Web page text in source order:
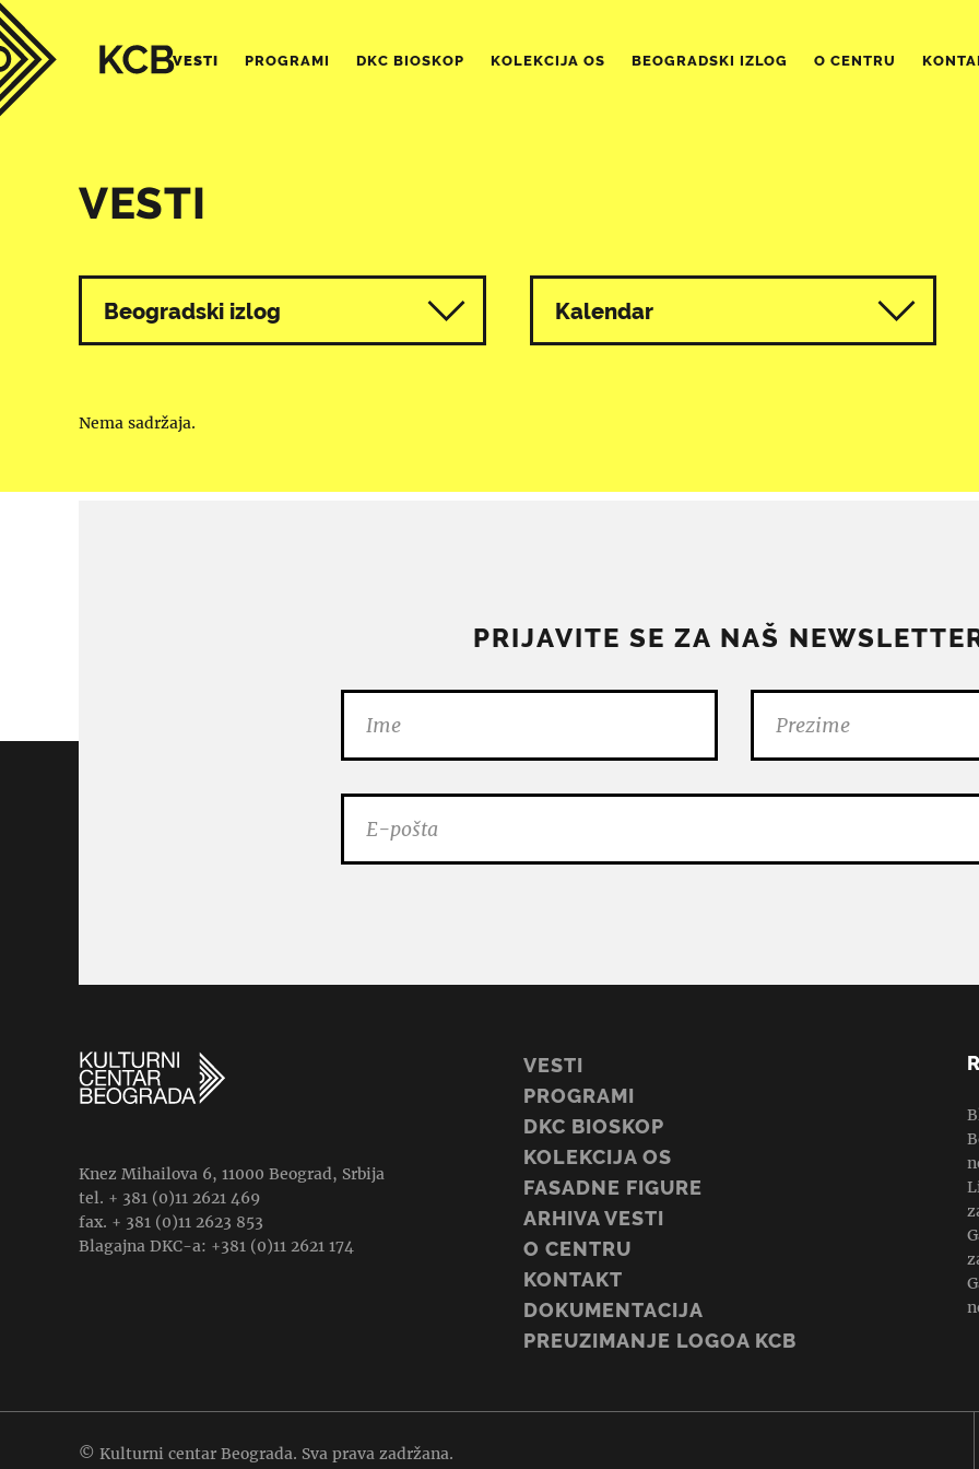
VESTI PROGRAMI DKC BIOSKOP KOLEKCIJA OS BEOGRADSKI IZLOG O CENTRU
VESTI
Svi programi
Beogradski izlog Kalendar
Nema sadržaja.
PRIJAVITE SE ZA NAŠ
Knez Mihailova 6, 11000 Beograd, Srbija
tel. + 381 (0)11 2621 469
fax. + 381 (0)11 2623 853
Blagajna DKC-a: +381 (0)11 2621 174
VESTI
PROGRAMI
DKC BIOSKOP
KOLEKCIJA OS
FASADNE FIGURE
ARHIVA VESTI
O CENTRU
KONTAKT
DOKUMENTACIJA
PREUZIMANJE LOGOA KCB
© Kulturni centar Beograda. Sva prava zadržana.